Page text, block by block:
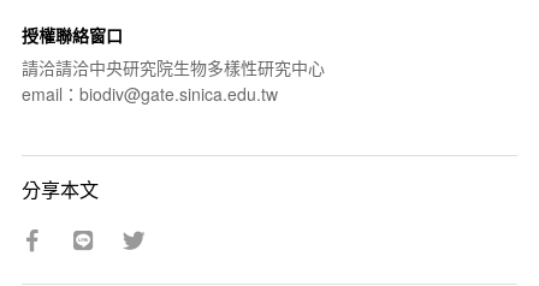
授權聯絡窗口
請洽請洽中央研究院生物多樣性研究中心
email：biodiv@gate.sinica.edu.tw
分享本文